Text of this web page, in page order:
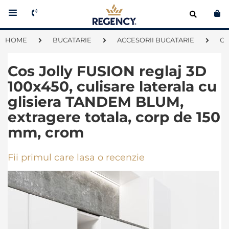
HOME BUCATARIE ACCESORII BUCATARIE
Skip
to
Cos Jolly FUSION reglaj 3D
100x450, culisare laterala cu
glisiera TANDEM BLUM,
extragere totala, corp de 150
mm, crom
Fii primul care lasa o recenzie